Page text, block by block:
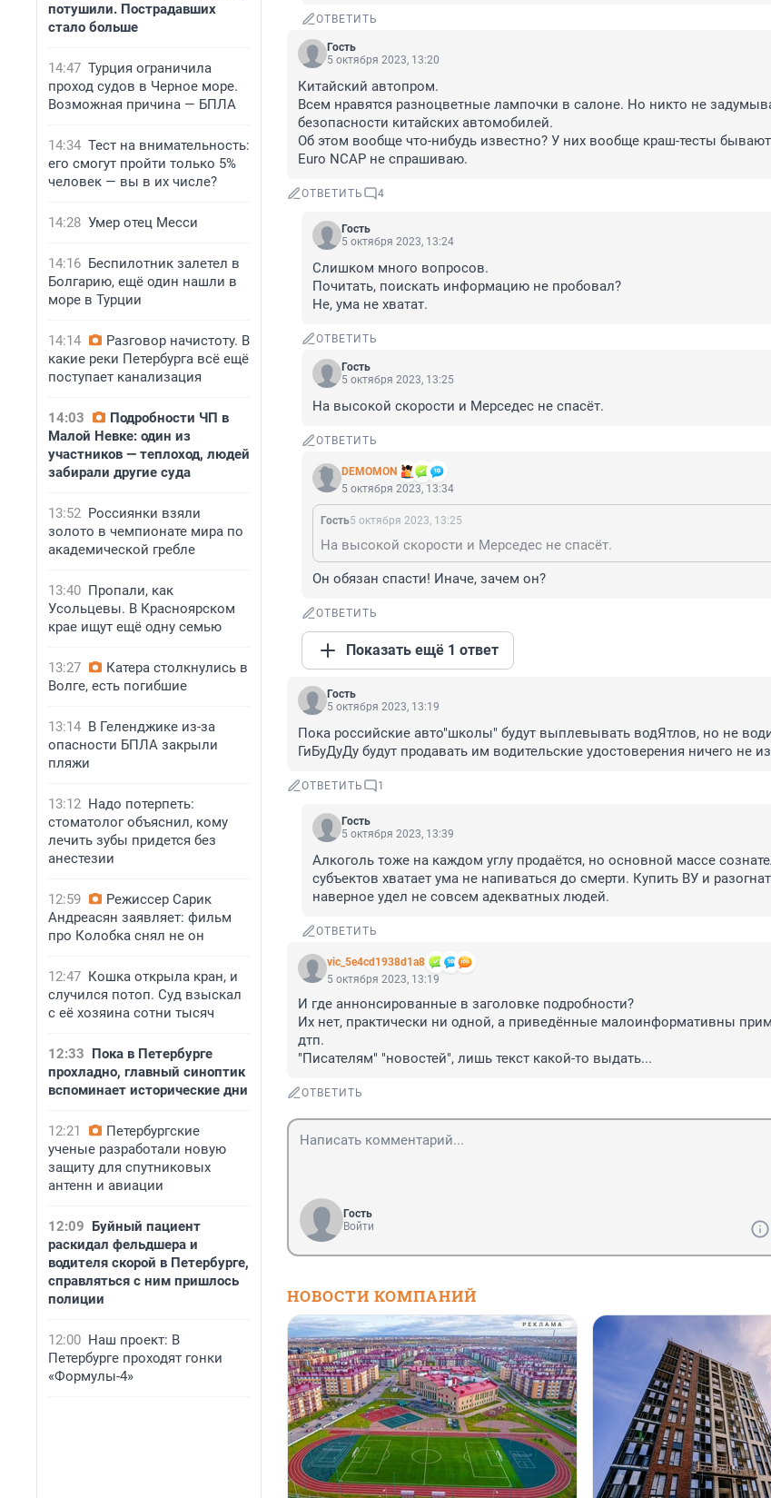
потушили. Пострадавших
стало больше
14:47 Турция ограничила
проход судов в Черное море.
Возможная причина — БПЛА
14:34 Тест на внимательность:
его смогут пройти только 5%
человек — вы в их числе?
14:28 Умер отец Месси
14:16 Беспилотник залетел в
Болгарию, ещё один нашли в
море в Турции
14:14
Разговор начистоту. В
какие реки Петербурга всё ещё
поступает канализация
14:03
Подробности ЧП в
Малой Невке: один из
участников — теплоход, людей
забирали другие суда
13:52 Россиянки взяли
золото в чемпионате мира по
академической гребле
13:40 Пропали, как
Усольцевы. В Красноярском
крае ищут ещё одну семью
13:27
Катера столкнулись в
Волге, есть погибшие
13:14 В Геленджике из-за
опасности БПЛА закрыли
пляжи
13:12 Надо потерпеть:
стоматолог объяснил, кому
лечить зубы придется без
анестезии
12:59
Режиссер Сарик
Андреасян заявляет: фильм
про Колобка снял не он
12:47 Кошка открыла кран, и
случился потоп. Суд взыскал
с её хозяина сотни тысяч
12:33 Пока в Петербурге
прохладно, главный синоптик
вспоминает исторические дни
12:21
Петербургские
ученые разработали новую
защиту для спутниковых
антенн и авиации
12:09 Буйный пациент
раскидал фельдшера и
водителя скорой в Петербурге,
справляться с ним пришлось
полиции
12:00 Наш проект: В
Петербурге проходят гонки
«Формулы-4»
ОТВЕТИТЬ
Гость
5 октября 2023, 13:20
Китайский автопром.
Всем нравятся разноцветные лампочки в салоне. Но никто не
безопасности китайских автомобилей.
Об этом вообще что-нибудь известно? У них вообще краш-тесты
Euro NCAP не спрашиваю.
ОТВЕТИТЬ 4
Гость
5 октября 2023, 13:24
Слишком много вопросов.
Почитать, поискать информацию не пробовал?
Не, ума не хватат.
ОТВЕТИТЬ
Гость
5 октября 2023, 13:25
На высокой скорости и Мерседес не спасёт.
ОТВЕТИТЬ
DEMOMON
5 октября 2023, 13:34
Гость5 октября 2023, 13:25
На высокой скорости и Мерседес не спасёт.
Он обязан спасти! Иначе, зачем он?
ОТВЕТИТЬ
Показать ещё 1 ответ
Гость
5 октября 2023, 13:19
Пока российские авто"школы" будут выплевывать водЯтлов, но не
ГиБуДуДу будут продавать им водительские удостоверения ничего не
ОТВЕТИТЬ 1
Гость
5 октября 2023, 13:39
Алкоголь тоже на каждом углу продаётся, но основной массе
субъектов хватает ума не напиваться до смерти. Купить ВУ и
наверное удел не совсем адекватных людей.
ОТВЕТИТЬ
vic_5e4cd1938d1a8
5 октября 2023, 13:19
И где аннонсированные в заголовке подробности?
Их нет, практически ни одной, а приведённые малоинформативны
дтп.
"Писателям" "новостей", лишь текст какой-то выдать...
ОТВЕТИТЬ
Гость
Войти
НОВОСТИ КОМПАНИЙ